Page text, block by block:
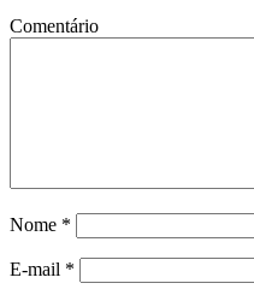
Comentário
Nome *
E-mail *